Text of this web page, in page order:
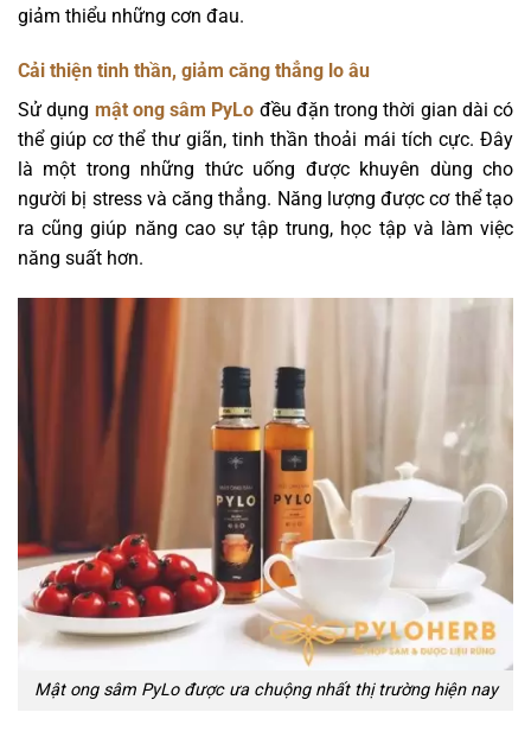
giảm thiểu những cơn đau.
Cải thiện tinh thần, giảm căng thẳng lo âu
Sử dụng mật ong sâm PyLo đều đặn trong thời gian dài có
thể giúp cơ thể thư giãn, tinh thần thoải mái tích cực. Đây
là một trong những thức uống được khuyên dùng cho
người bị stress và căng thẳng. Năng lượng được cơ thể tạo
ra cũng giúp năng cao sự tập trung, học tập và làm việc
năng suất hơn.
Mật ong sâm PyLo được ưa chuộng nhất thị trường hiện nay